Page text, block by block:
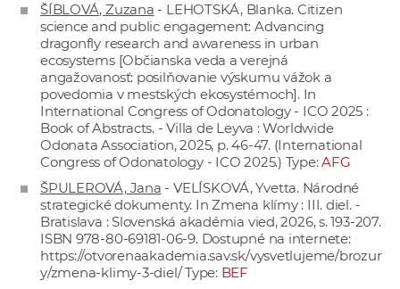
ŠÍBLOVÁ, Zuzana - LEHOTSKÁ, Blanka. Citizen
science and public engagement: Advancing
dragonfly research and awareness in urban
ecosystems [Občianska veda a verejná
angažovanosť: posilňovanie výskumu vážok a
povedomia v mestských ekosystémoch]. In
International Congress of Odonatology - ICO 2025 :
Book of Abstracts. - Villa de Leyva : Worldwide
Odonata Association, 2025, p. 46-47. (International
Congress of Odonatology - ICO 2025.) Type:AFG
ŠPULEROVÁ, Jana - VELÍSKOVÁ, Yvetta. Národné
strategické dokumenty. In Zmena klímy : III. diel. -
Bratislava : Slovenská akadémia vied, 2026, s. 193-207.
ISBN 978-80-69181-06-9. Dostupné na internete:
https://otvorenaakademia.sav.sk/vysvetlujeme/brozur
y/zmena-klimy-3-diel/Type: BEF